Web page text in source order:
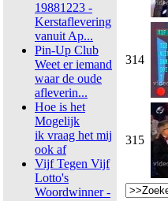
19881223 -
Kerstaflevering
vanuit Ap...
Pin-Up Club
Weet er iemand
waar de oude
afleverin...
Hoe is het
Mogelijk
ik vraag het mij
ook af
Vijf Tegen Vijf
Lotto's
Woordwinner -
314
315